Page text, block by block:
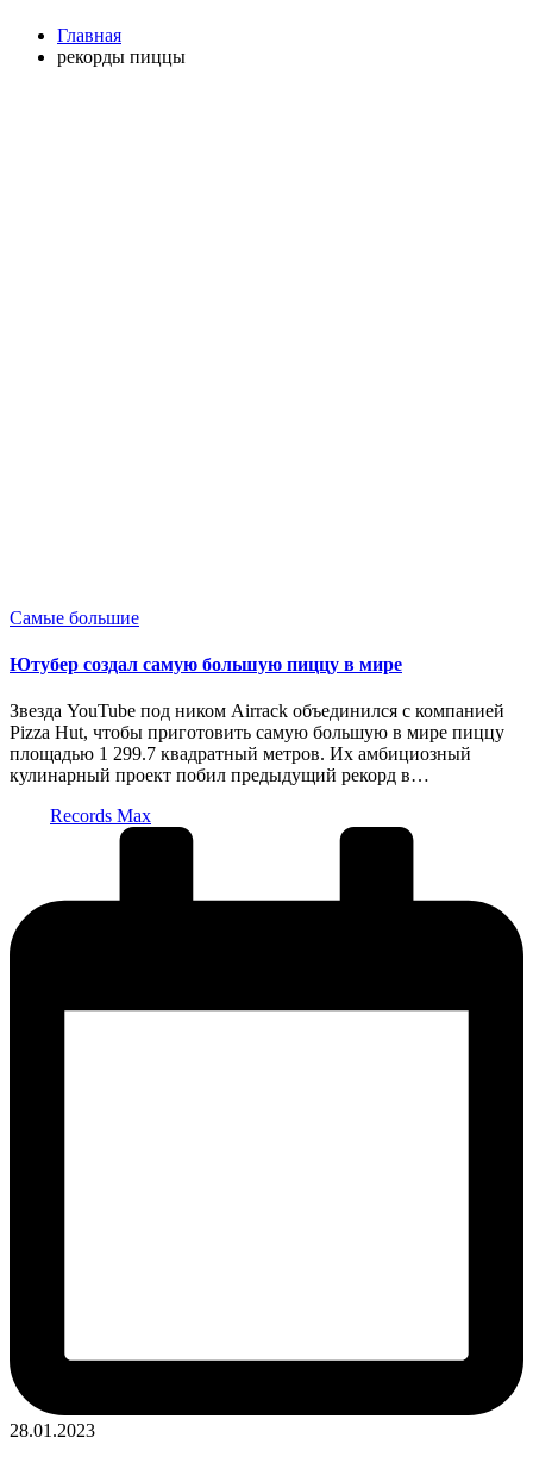
Главная
рекорды пиццы
Опубликовано
Самые большие
Ютубер создал самую большую пиццу в мире
Звезда YouTube под ником Airrack объединился с компанией
Pizza Hut, чтобы приготовить самую большую в мире пиццу
площадью 1 299.7 квадратный метров. Их амбициозный
кулинарный проект побил предыдущий рекорд в…
Records Max
28.01.2023